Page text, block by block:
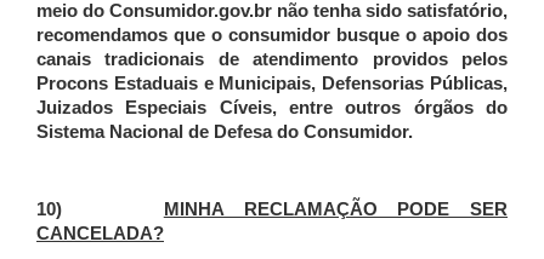
meio do Consumidor.gov.br não tenha sido satisfatório,
recomendamos que o consumidor busque o apoio dos
canais tradicionais de atendimento providos pelos
Procons Estaduais e Municipais, Defensorias Públicas,
Juizados Especiais Cíveis, entre outros órgãos do
Sistema Nacional de Defesa do Consumidor.
10)
MINHA RECLAMAÇÃO PODE SER
CANCELADA?